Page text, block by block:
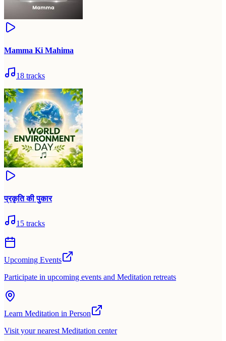
Mamma Ki Mahima
18 tracks
प्रकृति की पुकार
15 tracks
Upcoming Events
Participate in upcoming events and Meditation retreats
Learn Meditation in Person
Visit your nearest Meditation center